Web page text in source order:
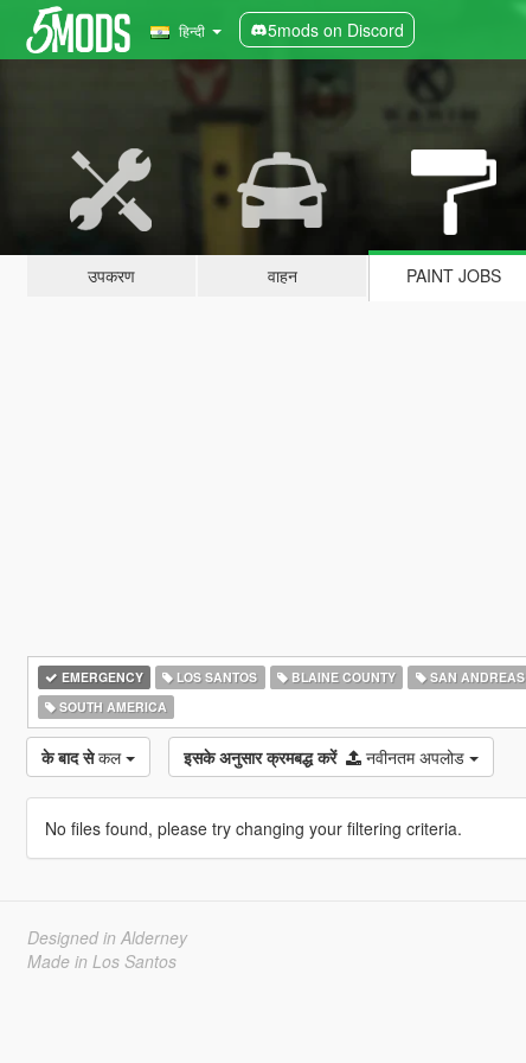
हिन्दी 5mods on Discord
उपकरण वाहन PAINT JOBS
EMERGENCY LOS SANTOS BLAINE COUNTY SAN ANDREAS
SOUTH AMERICA
के बाद से कल इसके अनुसार क्रमबद्ध करें नवीनतम अपलोड
No files found, please try changing your filtering criteria.
Designed in Alderney
Made in Los Santos